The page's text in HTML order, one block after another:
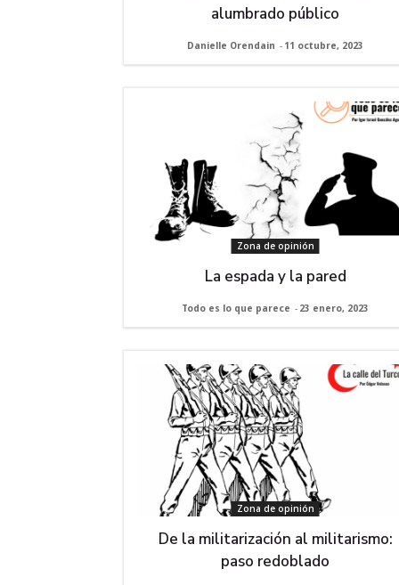
alumbrado público
Danielle Orendain - 11 octubre, 2023
Zona de opinión
La espada y la pared
Todo es lo que parece - 23 enero, 2023
Zona de opinión
De la militarización al militarismo:
paso redoblado